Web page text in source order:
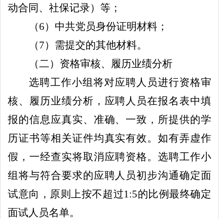
动合同、社保记录） 等；
（6） 中共党员身份证明材料；
（7） 需提交的其他材料。
（二）资格审核、 履历业绩分析
选聘工作小组将对应聘 人员进行资格审
核、履历业绩分析 ， 应聘人 员在报名表中填
报的信息应真实、准确、一致 ， 所提供的学
历证书等相关证件均真实有效。如有弄虚作
假， 一经查实将取消应聘资格。选聘工作小
组将与符合要求的应聘人员初步沟通确定面
试意向，原则上按不超过1:5的比例最终确定
面试人员名单。